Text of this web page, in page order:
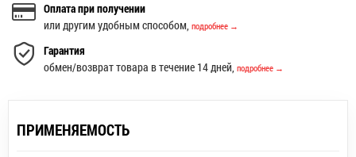
Оплата при получении
или другим удобным способом, подробнее →
Гарантия
обмен/возврат товара в течение 14 дней, подробнее →
ПРИМЕНЯЕМОСТЬ